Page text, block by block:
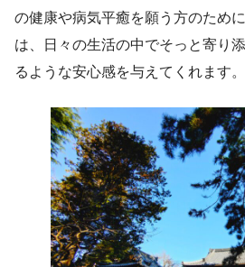
の健康や病気平癒を願う方のため
は、日々の生活の中でそっと寄り
るような安心感を与えてくれます。